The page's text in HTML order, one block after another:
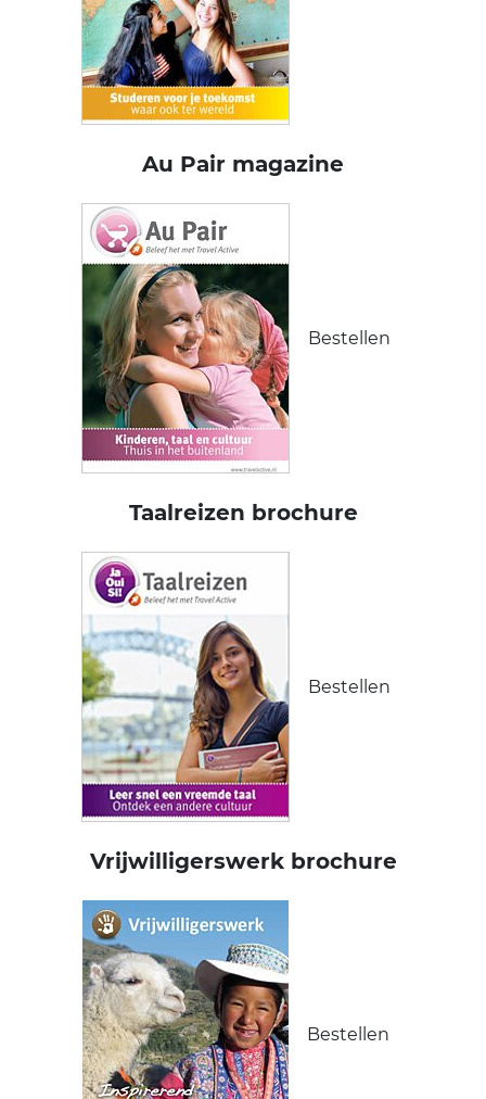
Au Pair magazine
Bestellen
Taalreizen brochure
Bestellen
Vrijwilligerswerk brochure
Bestellen